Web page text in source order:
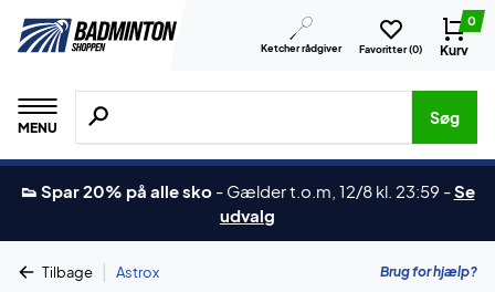
Ketcher rådgiver Favoritter (0)
0
Kurv
MENU
Søg efter produkter, mærker etc.
Søg
👟 Spar 20% på alle sko - Gælder t.o.m, 12/8 kl. 23:59 -Se
udvalg
Tilbage | Astrox Brug for hjælp?